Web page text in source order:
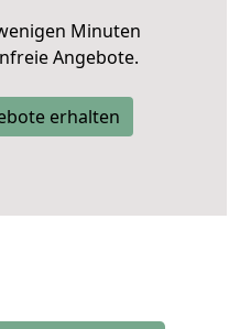
Minuten
Angebote.
erhalten